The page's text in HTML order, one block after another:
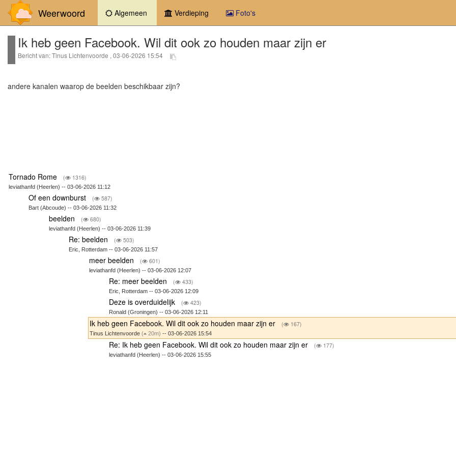
Weerwoord Algemeen (current)Verdieping Foto's
Ik heb geen Facebook. Wil dit ook zo houden maar zijn er
Bericht van: Tinus Lichtenvoorde , 03-06-2026 15:54
andere kanalen waarop de beelden beschikbaar zijn?
Tornado Rome ( 1316)
leviathanfd (Heerlen) -- 03-06-2026 11:12
Of een downburst ( 587)
Bart (Abcoude) -- 03-06-2026 11:32
beelden ( 680)
leviathanfd (Heerlen) -- 03-06-2026 11:39
Re: beelden ( 503)
Eric, Rotterdam -- 03-06-2026 11:57
meer beelden ( 601)
leviathanfd (Heerlen) -- 03-06-2026 12:07
Re: meer beelden ( 433)
Eric, Rotterdam -- 03-06-2026 12:09
Deze is overduidelijk ( 423)
Ronald (Groningen) -- 03-06-2026 12:11
Ik heb geen Facebook. Wil dit ook zo houden maar zijn er ( 167)
Tinus Lichtenvoorde ( 20m) -- 03-06-2026 15:54
Re: Ik heb geen Facebook. Wil dit ook zo houden maar zijn er ( 177)
leviathanfd (Heerlen) -- 03-06-2026 15:55